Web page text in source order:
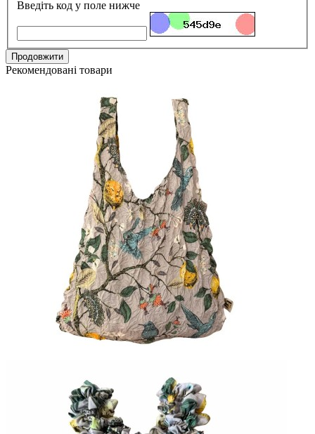
Введіть код у поле нижче
Продовжити
Рекомендовані товари